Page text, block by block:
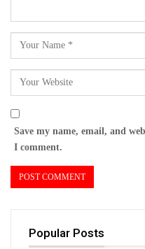
Save my name, email, and
I comment.
Popular Posts